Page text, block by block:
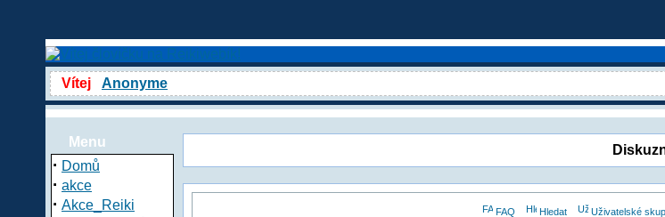
Vítej Anonyme
Menu
· Domů
· akce
· Akce_Reiki FAQ Hledat Uživatelské